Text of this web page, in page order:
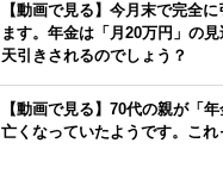
【動画で見る】今月末で完全
ます。年金は「月20万円」の
天引きされるのでしょう？
【動画で見る】70代の親が「
亡くなっていたようです。こ